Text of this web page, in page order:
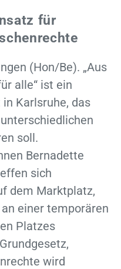
für
(Hon/Be). „Aus
alle“ ist ein
Karlsruhe, das
soll.
Bernadette
sich
dem Marktplatz,
einer temporären
Platzes
wird